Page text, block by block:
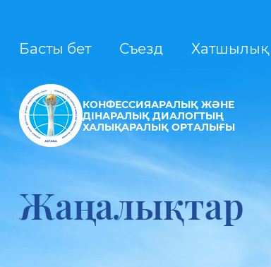
Басты бет Съезд Хатшылық
КОНФЕССИЯАРАЛЫҚ ЖӘНЕ
ДІНАРАЛЫҚ ДИАЛОГТЫҢ
ХАЛЫҚАРАЛЫҚ ОРТАЛЫҒЫ
Жаңалықтар